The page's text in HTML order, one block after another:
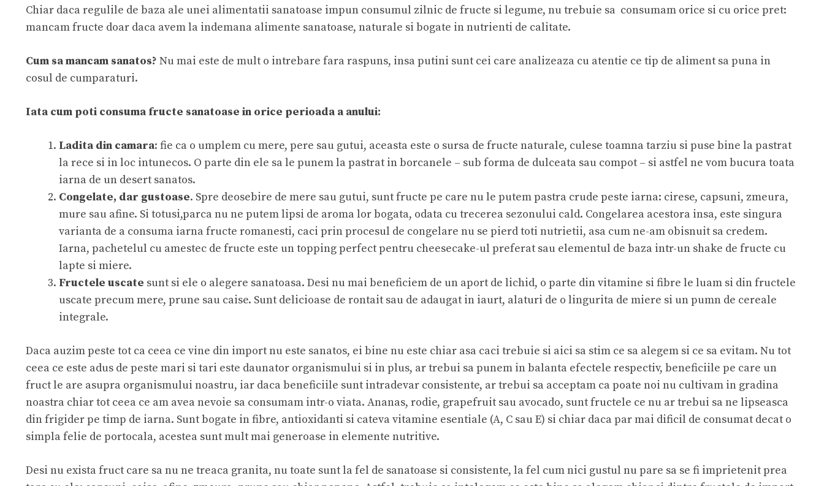
Chiar daca regulile de baza ale unei alimentatii sanatoase impun consumul zilnic de fructe si legume, nu trebuie sa consumam orice si cu orice pret:
mancam fructe doar daca avem la indemana alimente sanatoase, naturale si bogate in nutrienti de calitate.
Cum sa mancam sanatos? Nu mai este de mult o intrebare fara raspuns, insa putini sunt cei care analizeaza cu atentie ce tip de aliment sa puna in
cosul de cumparaturi.
Iata cum poti consuma fructe sanatoase in orice perioada a anului:
Ladita din camara: fie ca o umplem cu mere, pere sau gutui, aceasta este o sursa de fructe naturale, culese toamna tarziu si puse bine la pastrat
la rece si in loc intunecos. O parte din ele sa le punem la pastrat in borcanele – sub forma de dulceata sau compot – si astfel ne vom bucura toata
iarna de un desert sanatos.
Congelate, dar gustoase. Spre deosebire de mere sau gutui, sunt fructe pe care nu le putem pastra crude peste iarna: cirese, capsuni, zmeura,
mure sau afine. Si totusi,parca nu ne putem lipsi de aroma lor bogata, odata cu trecerea sezonului cald. Congelarea acestora insa, este singura
varianta de a consuma iarna fructe romanesti, caci prin procesul de congelare nu se pierd toti nutrietii, asa cum ne-am obisnuit sa credem.
Iarna, pachetelul cu amestec de fructe este un topping perfect pentru cheesecake-ul preferat sau elementul de baza intr-un shake de fructe cu
lapte si miere.
Fructele uscate sunt si ele o alegere sanatoasa. Desi nu mai beneficiem de un aport de lichid, o parte din vitamine si fibre le luam si din fructele
uscate precum mere, prune sau caise. Sunt delicioase de rontait sau de adaugat in iaurt, alaturi de o lingurita de miere si un pumn de cereale
integrale.
Daca auzim peste tot ca ceea ce vine din import nu este sanatos, ei bine nu este chiar asa caci trebuie si aici sa stim ce sa alegem si ce sa evitam. Nu tot
ceea ce este adus de peste mari si tari este daunator organismului si in plus, ar trebui sa punem in balanta efectele respectiv, beneficiile pe care un
fruct le are asupra organismului noastru, iar daca beneficiile sunt intradevar consistente, ar trebui sa acceptam ca poate noi nu cultivam in gradina
noastra chiar tot ceea ce am avea nevoie sa consumam intr-o viata. Ananas, rodie, grapefruit sau avocado, sunt fructele ce nu ar trebui sa ne lipseasca
din frigider pe timp de iarna. Sunt bogate in fibre, antioxidanti si cateva vitamine esentiale (A, C sau E) si chiar daca par mai dificil de consumat decat o
simpla felie de portocala, acestea sunt mult mai generoase in elemente nutritive.
Desi nu exista fruct care sa nu ne treaca granita, nu toate sunt la fel de sanatoase si consistente, la fel cum nici gustul nu pare sa se fi imprietenit prea